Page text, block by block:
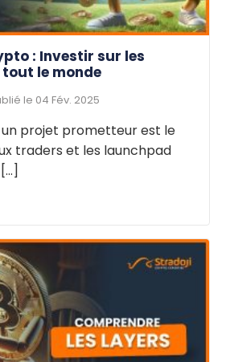
: Investir sur les
le monde
le 04 Fév. 2025
projet prometteur est le
traders et les launchpad